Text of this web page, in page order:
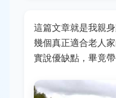
這篇文章就是我親
幾個真正適合老人
實說優缺點，畢竟